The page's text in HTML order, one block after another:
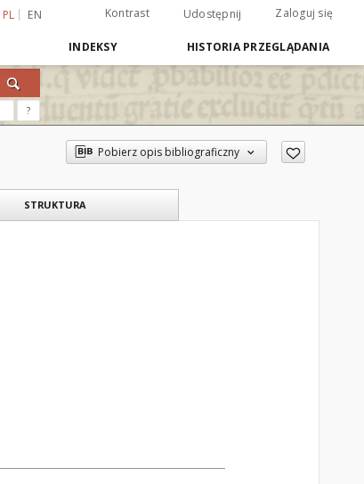
PL EN Kontrast Udostępnij Zaloguj się
INDEKSY HISTORIA PRZEGLĄDANIA
?
Pobierz opis bibliograficzny
STRUKTURA